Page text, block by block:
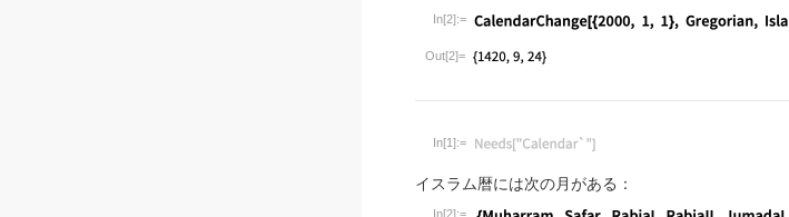
In[2]:=
Wolfram Language code:
Out[2]=
In[1]:=
Wolfram Language code: Needs["Calendar`"]
イスラム暦には次の月がある：
In[2]:=